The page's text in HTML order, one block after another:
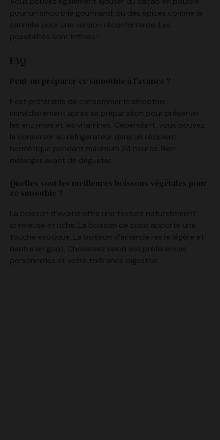
cannelle pour une version réconfortante. Les
possibilités sont infinies !
FAQ
Peut-on préparer ce smoothie à l’avance ?
Il est préférable de consommer le smoothie
les enzymes et les vitamines. Cependant, vous pouvez
le conserver au réfrigérateur dans un récipient
hermétique pendant maximum 24 heures. Bien
mélanger avant de déguster.
Quelles sont les meilleures boissons végétales pour
La boisson d’avoine offre une texture naturellement
touche exotique. La boisson d’amande reste légère et
neutre en goût. Choisissez selon vos préférences
personnelles et votre tolérance digestive.